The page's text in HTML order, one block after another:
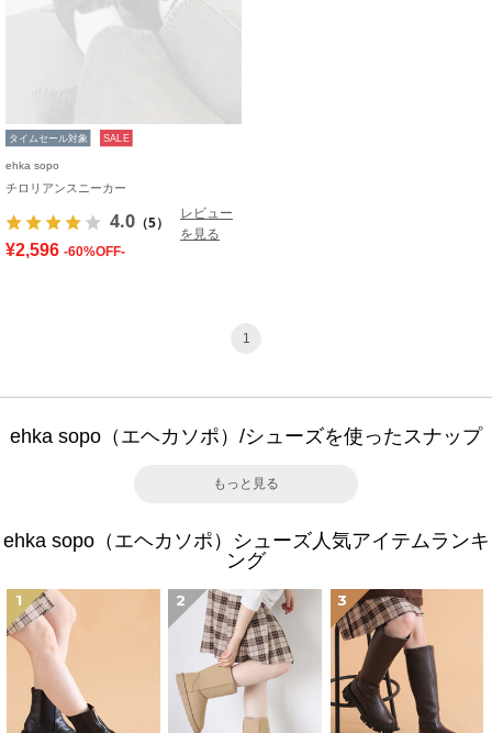
タイムセール対象 SALE
ehka sopo
チロリアンスニーカー
4.0 （5）
レビュー
を見る
¥2,596 -60%OFF-
1
ehka sopo（エヘカソポ）/シューズを使ったスナップ
もっと見る
ehka sopo（エヘカソポ）シューズ人気アイテムランキ
ング
1 2 3